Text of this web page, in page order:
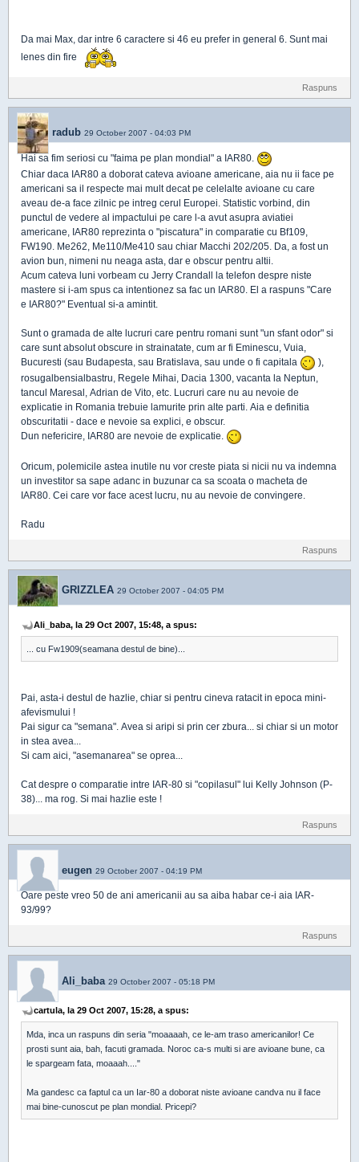
Da mai Max, dar intre 6 caractere si 46 eu prefer in general 6. Sunt mai
lenes din fire
Raspuns
radub 29 October 2007 - 04:03 PM
Hai sa fim seriosi cu "faima pe plan mondial" a IAR80.
Chiar daca IAR80 a doborat cateva avioane americane, aia nu ii face pe
americani sa il respecte mai mult decat pe celelalte avioane cu care
aveau de-a face zilnic pe intreg cerul Europei. Statistic vorbind, din
punctul de vedere al impactului pe care l-a avut asupra aviatiei
americane, IAR80 reprezinta o "piscatura" in comparatie cu Bf109,
FW190. Me262, Me110/Me410 sau chiar Macchi 202/205. Da, a fost un
avion bun, nimeni nu neaga asta, dar e obscur pentru altii.
Acum cateva luni vorbeam cu Jerry Crandall la telefon despre niste
mastere si i-am spus ca intentionez sa fac un IAR80. El a raspuns "Care
e IAR80?" Eventual si-a amintit.
Sunt o gramada de alte lucruri care pentru romani sunt "un sfant odor" si
care sunt absolut obscure in strainatate, cum ar fi Eminescu, Vuia,
Bucuresti (sau Budapesta, sau Bratislava, sau unde o fi capitala
),
rosugalbensialbastru, Regele Mihai, Dacia 1300, vacanta la Neptun,
tancul Maresal, Adrian de Vito, etc. Lucruri care nu au nevoie de
explicatie in Romania trebuie lamurite prin alte parti. Aia e definitia
obscuritatii - dace e nevoie sa explici, e obscur.
Dun nefericire, IAR80 are nevoie de explicatie.
Oricum, polemicile astea inutile nu vor creste piata si nicii nu va indemna
un investitor sa sape adanc in buzunar ca sa scoata o macheta de
IAR80. Cei care vor face acest lucru, nu au nevoie de convingere.
Radu
Raspuns
GRIZZLEA 29 October 2007 - 04:05 PM
Ali_baba, la 29 Oct 2007, 15:48, a spus:
... cu Fw1909(seamana destul de bine)...
Pai, asta-i destul de hazlie, chiar si pentru cineva ratacit in epoca mini-
afevismului !
Pai sigur ca "semana". Avea si aripi si prin cer zbura... si chiar si un motor
in stea avea...
Si cam aici, "asemanarea" se oprea...
Cat despre o comparatie intre IAR-80 si "copilasul" lui Kelly Johnson (P-
38)... ma rog. Si mai hazlie este !
Raspuns
eugen 29 October 2007 - 04:19 PM
Oare peste vreo 50 de ani americanii au sa aiba habar ce-i aia IAR-
93/99?
Raspuns
Ali_baba 29 October 2007 - 05:18 PM
cartula, la 29 Oct 2007, 15:28, a spus:
Mda, inca un raspuns din seria "moaaaah, ce le-am traso americanilor! Ce
prosti sunt aia, bah, facuti gramada. Noroc ca-s multi si are avioane bune, ca
le spargeam fata, moaaah...."
Ma gandesc ca faptul ca un Iar-80 a doborat niste avioane candva nu il face
mai bine-cunoscut pe plan mondial. Pricepi?